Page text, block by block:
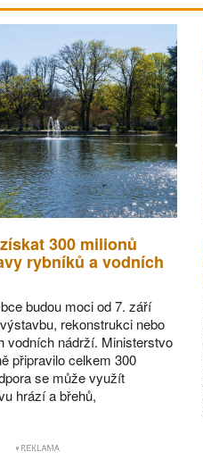
300 milionů
rybníků a vodních
budou moci od 7. září
rekonstrukci nebo
vodních nádrží. Ministerstvo
připravilo celkem 300
se může využít
hrází a břehů,